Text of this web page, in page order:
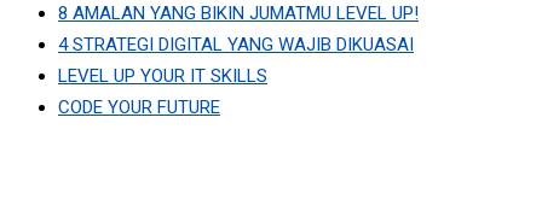
8 AMALAN YANG BIKIN JUMATMU LEVEL UP!
4 STRATEGI DIGITAL YANG WAJIB DIKUASAI
LEVEL UP YOUR IT SKILLS
CODE YOUR FUTURE